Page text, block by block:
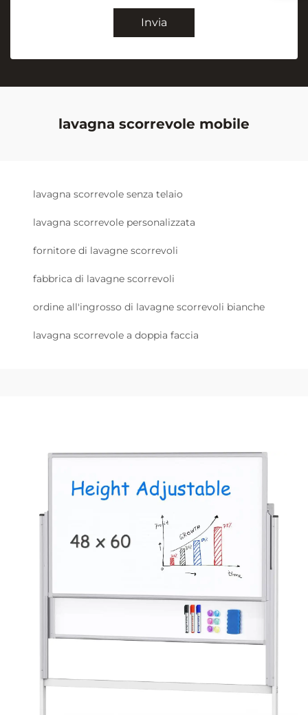
Invia
lavagna scorrevole mobile
lavagna scorrevole senza telaio
lavagna scorrevole personalizzata
fornitore di lavagne scorrevoli
fabbrica di lavagne scorrevoli
ordine all'ingrosso di lavagne scorrevoli bianche
lavagna scorrevole a doppia faccia